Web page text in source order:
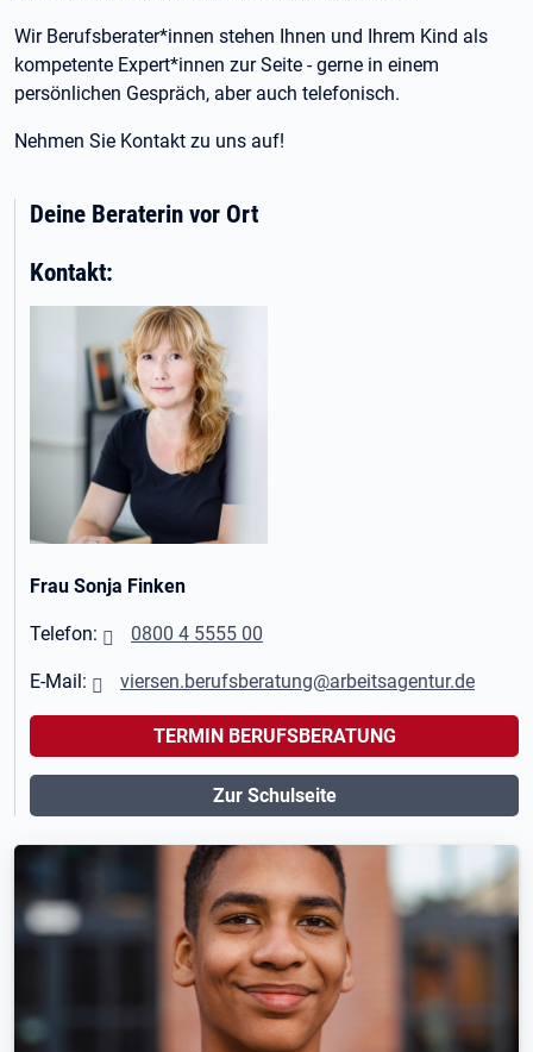
Wir Berufsberater*innen stehen Ihnen und Ihrem Kind als
kompetente Expert*innen zur Seite - gerne in einem
persönlichen Gespräch, aber auch telefonisch.
Nehmen Sie Kontakt zu uns auf!
Deine Beraterin vor Ort
Kontakt:
Frau Sonja Finken
Telefon: 0800 4 5555 00
E-Mail: viersen.berufsberatung@arbeitsagentur.de
TERMIN BERUFSBERATUNG
Zur Schulseite